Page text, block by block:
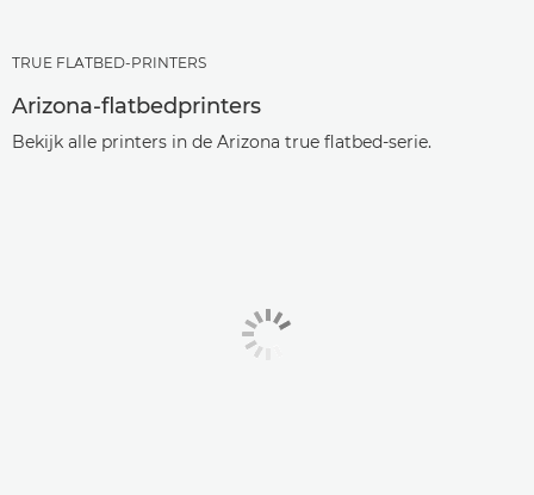
TRUE FLATBED-PRINTERS
Arizona-flatbedprinters
Bekijk alle printers in de Arizona true flatbed-serie.